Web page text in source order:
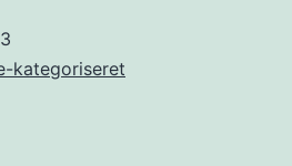
kategoriseret